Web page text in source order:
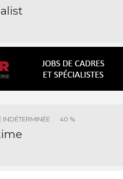
INDÉTERMINÉE 40 %